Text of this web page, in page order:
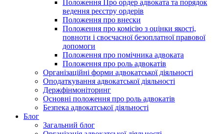
Положення Про ордер адвоката та порядок
ведення реєстру ордерів
Положення про внески
Положення про комісію з оцінки якості,
повноти і своєчасної безоплатної правової
допомоги
Положення про помічника адвоката
Положення про роль адвокатів
Організаційні форми адвокатської діяльності
Оподаткування адвокатської діяльності
Держфінмоніторинг
Основні положення про роль адвокатів
Безпека адвокатської діяльності
Блог
Загальний блог